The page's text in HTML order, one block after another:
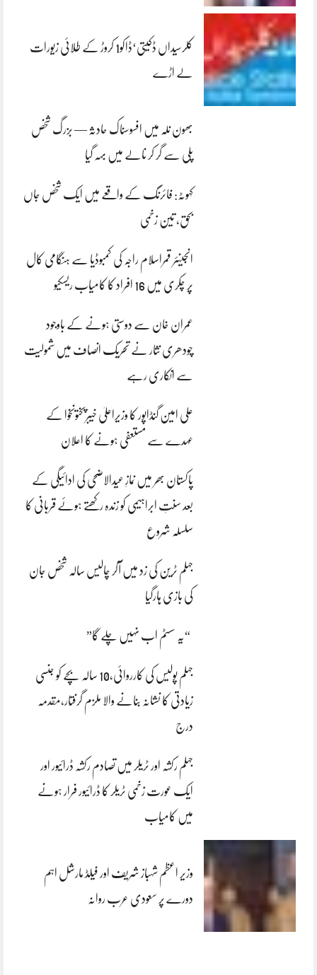
کلرسیداں ڈکیتی‘ڈاکو1 کروڑ کے طلائی زیورات
لے اڑے
بھون نلہ میں افسوسناک حادثہ — بزرگ شخص
پلی سے گر کر نالے میں بہہ گیا
کہوٹہ: فائرنگ کے واقعے میں ایک شخص جاں
بحق، تین زخمی
انجینئر قمراسلام راجہ کی کمبوڈیا سے ہنگامی کال
پر چکری میں 16 افراد کا کامیاب ریسکیو
عمران خان سے دوستی ہونے کے باوجود
چودھری نثار نے تحریک انصاف میں شمولیت
سے انکاری رہے
علی امین گنڈاپور کا وزیراعلیٰ خیبرپختونخوا کے
عہدے سے مستعفی ہونے کا اعلان
پاکستان بھر میں نمازِ عیدالاضحی کی ادائیگی کے
بعد سنتِ ابراہیمی کو زندہ رکھتے ہوئے قربانی کا
سلسلہ شروع
جہلم ٹرین کی زد میں آکر چالیس سالہ شخص جان
کی بازی ہارگیا
“یہ سسٹم اب نہیں چلے گا”
جہلم پولیس کی کارروائی،10 سالہ بچے کو جنسی
زیادتی کا نشانہ بنانے والا ملزم گرفتار،مقدمہ
درج
جہلم رکشہ اور ٹریلر میں تصادم رکشہ ڈرائیور اور
ایک عورت زخمی ٹریلر کا ڈرائیور فرار ہونے
میں کامیاب
وزیر اعظم شہباز شریف اور فیلڈ مارشل اہم
دورے پر سعودی عرب روانہ